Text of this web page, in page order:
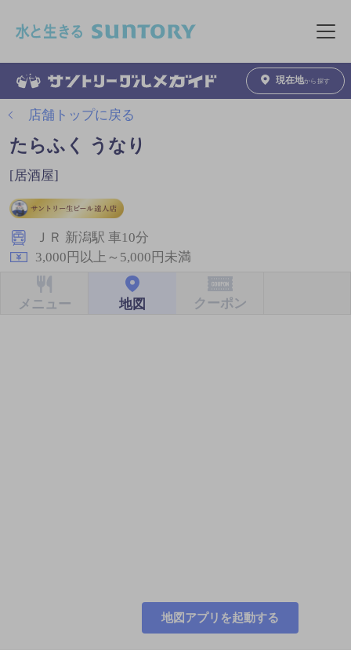
メニュ
現在地から探す
店舗トップに戻る
たらふく うなり
[居酒屋]
ＪＲ 新潟駅 車10分
3,000円以上～5,000円未満
メニュー 地図 クーポン
地図アプリを起動する